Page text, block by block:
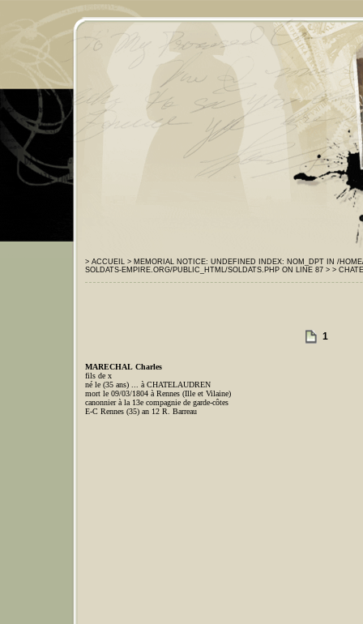
> ACCUEIL > MEMORIAL NOTICE: UNDEFINED INDEX: NOM_DPT IN /
SOLDATS-EMPIRE.ORG/PUBLIC_HTML/SOLDATS.PHP ON LINE 87 > >
1
MARECHAL Charles
fils de x
né le (35 ans) ... à CHATELAUDREN
mort le 09/03/1804 à Rennes (Ille et Vilaine)
canonnier à la 13e compagnie de garde-côtes
E-C Rennes (35) an 12 R. Barreau